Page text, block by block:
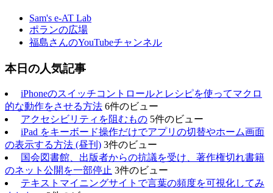
Sam's e-AT Lab
ポランの広場
福島さんのYouTubeチャンネル
本日の人気記事
iPhoneのスイッチコントロールとレシピを使ってマクロ
的な動作をさせる方法 6件のビュー
アクセシビリティを阻むもの 5件のビュー
iPad をキーボード操作だけでアプリの切替やホーム画面
の表示する方法 (昼刊) 3件のビュー
国会図書館、出版者からの抗議を受け、著作権切れ書籍
のネット公開を一部停止 3件のビュー
テキストマイニングサイトで言葉の頻度を可視化してみ